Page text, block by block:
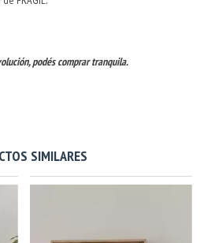
podés comprar tranquila.
SIMILARES